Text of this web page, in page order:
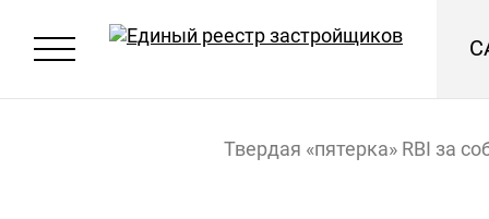
Твердая «пятерка» RBI за